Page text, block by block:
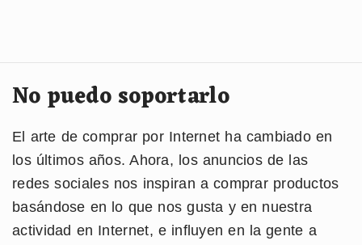
No puedo soportarlo
El arte de comprar por Internet ha cambiado en
los últimos años. Ahora, los anuncios de las
redes sociales nos inspiran a comprar productos
basándose en lo que nos gusta y en nuestra
actividad en Internet, e influyen en la gente a